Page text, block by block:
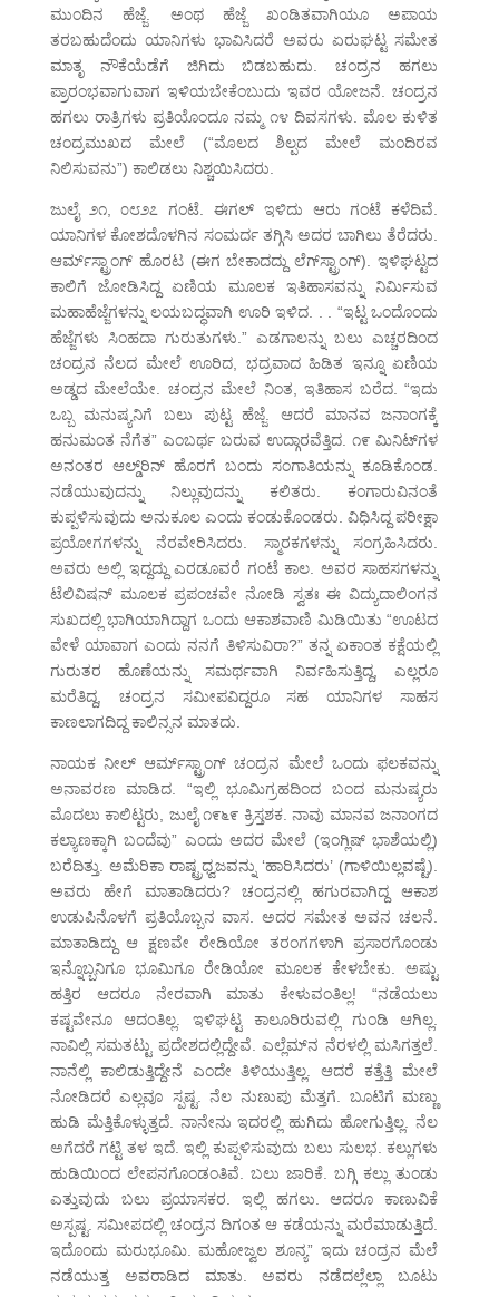
ಮುಂದಿನ ಹೆಜ್ಜೆ. ಅಂಥ ಹೆಜ್ಜೆ ಖಂಡಿತವಾಗಿಯೂ ಅಪಾಯ
ತರಬಹುದೆಂದು ಯಾನಿಗಳು ಭಾವಿಸಿದರೆ ಅವರು ಏರುಘಟ್ಟ ಸಮೇತ
ಮಾತೃ ನೌಕೆಯೆಡೆಗೆ ಜಿಗಿದು ಬಿಡಬಹುದು. ಚಂದ್ರನ ಹಗಲು
ಪ್ರಾರಂಭವಾಗುವಾಗ ಇಳಿಯಬೇಕೆಂಬುದು ಇವರ ಯೋಜನೆ. ಚಂದ್ರನ
ಹಗಲು ರಾತ್ರಿಗಳು ಪ್ರತಿಯೊಂದೂ ನಮ್ಮ ೧೪ ದಿವಸಗಳು. ಮೊಲ ಕುಳಿತ
ಚಂದ್ರಮುಖದ ಮೇಲೆ (“ಮೊಲದ ಶಿಲ್ಪದ ಮೇಲೆ ಮಂದಿರವ
ನಿಲಿಸುವನು”) ಕಾಲಿಡಲು ನಿಶ್ಚಯಿಸಿದರು.
ಜುಲೈ ೨೧, ೦೮೨೭ ಗಂಟೆ. ಈಗಲ್ ಇಳಿದು ಆರು ಗಂಟೆ ಕಳೆದಿವೆ.
ಯಾನಿಗಳ ಕೋಶದೊಳಗಿನ ಸಂಮರ್ದ ತಗ್ಗಿಸಿ ಅದರ ಬಾಗಿಲು ತೆರೆದರು.
ಆರ್ಮ್‌ಸ್ಟ್ರಾಂಗ್ ಹೊರಟ (ಈಗ ಬೇಕಾದದ್ದು ಲೆಗ್‌ಸ್ಟ್ರಾಂಗ್). ಇಳಿಘಟ್ಟದ
ಕಾಲಿಗೆ ಜೋಡಿಸಿದ್ದ ಏಣಿಯ ಮೂಲಕ ಇತಿಹಾಸವನ್ನು ನಿರ್ಮಿಸುವ
ಮಹಾಹೆಜ್ಜೆಗಳನ್ನು ಲಯಬದ್ಧವಾಗಿ ಊರಿ ಇಳಿದ. . . “ಇಟ್ಟ ಒಂದೊಂದು
ಹೆಜ್ಜೆಗಳು ಸಿಂಹದಾ ಗುರುತುಗಳು.” ಎಡಗಾಲನ್ನು ಬಲು ಎಚ್ಚರದಿಂದ
ಚಂದ್ರನ ನೆಲದ ಮೇಲೆ ಊರಿದ, ಭದ್ರವಾದ ಹಿಡಿತ ಇನ್ನೂ ಏಣಿಯ
ಅಡ್ಡದ ಮೇಲೆಯೇ. ಚಂದ್ರನ ಮೇಲೆ ನಿಂತ, ಇತಿಹಾಸ ಬರೆದ. “ಇದು
ಒಬ್ಬ ಮನುಷ್ಯನಿಗೆ ಬಲು ಪುಟ್ಟ ಹೆಜ್ಜೆ. ಆದರೆ ಮಾನವ ಜನಾಂಗಕ್ಕೆ
ಹನುಮಂತ ನೆಗೆತ” ಎಂಬರ್ಥ ಬರುವ ಉದ್ಗಾರವೆತ್ತಿದ. ೧೯ ಮಿನಿಟ್‌ಗಳ
ಅನಂತರ ಆಲ್ಡ್‌ರಿನ್ ಹೊರಗೆ ಬಂದು ಸಂಗಾತಿಯನ್ನು ಕೂಡಿಕೊಂಡ.
ನಡೆಯುವುದನ್ನು ನಿಲ್ಲುವುದನ್ನು ಕಲಿತರು. ಕಂಗಾರುವಿನಂತೆ
ಕುಪ್ಪಳಿಸುವುದು ಅನುಕೂಲ ಎಂದು ಕಂಡುಕೊಂಡರು. ವಿಧಿಸಿದ್ದ ಪರೀಕ್ಷಾ
ಪ್ರಯೋಗಗಳನ್ನು ನೆರವೇರಿಸಿದರು. ಸ್ಮಾರಕಗಳನ್ನು ಸಂಗ್ರಹಿಸಿದರು.
ಅವರು ಅಲ್ಲಿ ಇದ್ದದ್ದು ಎರಡೂವರೆ ಗಂಟೆ ಕಾಲ. ಅವರ ಸಾಹಸಗಳನ್ನು
ಟೆಲಿವಿಷನ್ ಮೂಲಕ ಪ್ರಪಂಚವೇ ನೋಡಿ ಸ್ವತಃ ಈ ವಿದ್ಯುದಾಲಿಂಗನ
ಸುಖದಲ್ಲಿ ಭಾಗಿಯಾಗಿದ್ದಾಗ ಒಂದು ಆಕಾಶವಾಣಿ ಮಿಡಿಯಿತು “ಊಟದ
ವೇಳೆ ಯಾವಾಗ ಎಂದು ನನಗೆ ತಿಳಿಸುವಿರಾ?” ತನ್ನ ಏಕಾಂತ ಕಕ್ಷೆಯಲ್ಲಿ
ಗುರುತರ ಹೊಣೆಯನ್ನು ಸಮರ್ಥವಾಗಿ ನಿರ್ವಹಿಸುತ್ತಿದ್ದ, ಎಲ್ಲರೂ
ಮರೆತಿದ್ದ, ಚಂದ್ರನ ಸಮೀಪವಿದ್ದರೂ ಸಹ ಯಾನಿಗಳ ಸಾಹಸ
ಕಾಣಲಾಗದಿದ್ದ ಕಾಲಿನ್ಸನ ಮಾತದು.
ನಾಯಕ ನೀಲ್ ಆರ್ಮ್‌ಸ್ಟ್ರಾಂಗ್ ಚಂದ್ರನ ಮೇಲೆ ಒಂದು ಫಲಕವನ್ನು
ಅನಾವರಣ ಮಾಡಿದ. “ಇಲ್ಲಿ ಭೂಮಿಗ್ರಹದಿಂದ ಬಂದ ಮನುಷ್ಯರು
ಮೊದಲು ಕಾಲಿಟ್ಟರು, ಜುಲೈ ೧೯೬೯ ಕ್ರಿಸ್ತಶಕ. ನಾವು ಮಾನವ ಜನಾಂಗದ
ಕಲ್ಯಾಣಕ್ಕಾಗಿ ಬಂದೆವು” ಎಂದು ಅದರ ಮೇಲೆ (ಇಂಗ್ಲಿಷ್ ಭಾಶೆಯಲ್ಲಿ)
ಬರೆದಿತ್ತು. ಅಮೆರಿಕಾ ರಾಷ್ಟ್ರಧ್ವಜವನ್ನು ‘ಹಾರಿಸಿದರು’ (ಗಾಳಿಯಿಲ್ಲವಷ್ಟೆ).
ಅವರು ಹೇಗೆ ಮಾತಾಡಿದರು? ಚಂದ್ರನಲ್ಲಿ ಹಗುರವಾಗಿದ್ದ ಆಕಾಶ
ಉಡುಪಿನೊಳಗೆ ಪ್ರತಿಯೊಬ್ಬನ ವಾಸ. ಅದರ ಸಮೇತ ಅವನ ಚಲನೆ.
ಮಾತಾಡಿದ್ದು ಆ ಕ್ಷಣವೇ ರೇಡಿಯೋ ತರಂಗಗಳಾಗಿ ಪ್ರಸಾರಗೊಂಡು
ಇನ್ನೊಬ್ಬನಿಗೂ ಭೂಮಿಗೂ ರೇಡಿಯೋ ಮೂಲಕ ಕೇಳಬೇಕು. ಅಷ್ಟು
ಹತ್ತಿರ ಆದರೂ ನೇರವಾಗಿ ಮಾತು ಕೇಳುವಂತಿಲ್ಲ! “ನಡೆಯಲು
ಕಷ್ಟವೇನೂ ಆದಂತಿಲ್ಲ. ಇಳಿಘಟ್ಟ ಕಾಲೂರಿರುವಲ್ಲಿ ಗುಂಡಿ ಆಗಿಲ್ಲ.
ನಾವಿಲ್ಲಿ ಸಮತಟ್ಟು ಪ್ರದೇಶದಲ್ಲಿದ್ದೇವೆ. ಎಲ್ಲೆಮ್‌ನ ನೆರಳಲ್ಲಿ ಮಸಿಗತ್ತಲೆ.
ನಾನೆಲ್ಲಿ ಕಾಲಿಡುತ್ತಿದ್ದೇನೆ ಎಂದೇ ತಿಳಿಯುತ್ತಿಲ್ಲ. ಆದರೆ ಕತ್ತೆತ್ತಿ ಮೇಲೆ
ನೋಡಿದರೆ ಎಲ್ಲವೂ ಸ್ಪಷ್ಟ. ನೆಲ ನುಣುಪು ಮೆತ್ತಗೆ. ಬೂಟಿಗೆ ಮಣ್ಣು
ಹುಡಿ ಮೆತ್ತಿಕೊಳ್ಳುತ್ತದೆ. ನಾನೇನು ಇದರಲ್ಲಿ ಹುಗಿದು ಹೋಗುತ್ತಿಲ್ಲ. ನೆಲ
ಅಗೆದರೆ ಗಟ್ಟಿ ತಳ ಇದೆ. ಇಲ್ಲಿ ಕುಪ್ಪಳಿಸುವುದು ಬಲು ಸುಲಭ. ಕಲ್ಲುಗಳು
ಹುಡಿಯಿಂದ ಲೇಪನಗೊಂಡಂತಿವೆ. ಬಲು ಜಾರಿಕೆ. ಬಗ್ಗಿ ಕಲ್ಲು ತುಂಡು
ಎತ್ತುವುದು ಬಲು ಪ್ರಯಾಸಕರ. ಇಲ್ಲಿ ಹಗಲು. ಆದರೂ ಕಾಣುವಿಕೆ
ಅಸ್ಪಷ್ಟ. ಸಮೀಪದಲ್ಲಿ ಚಂದ್ರನ ದಿಗಂತ ಆ ಕಡೆಯನ್ನು ಮರೆಮಾಡುತ್ತಿದೆ.
ಇದೊಂದು ಮರುಭೂಮಿ. ಮಹೋಜ್ವಲ ಶೂನ್ಯ” ಇದು ಚಂದ್ರನ ಮೆಲೆ
ನಡೆಯುತ್ತ ಅವರಾಡಿದ ಮಾತು. ಅವರು ನಡೆದಲ್ಲೆಲ್ಲಾ ಬೂಟು